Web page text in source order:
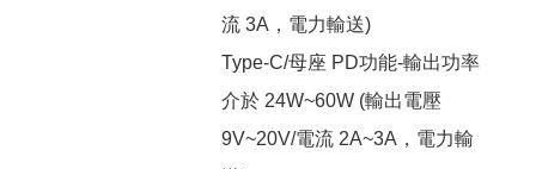
流 3A，電力輸送)
Type-C/母座 PD功能-輸出功率
介於 24W~60W (輸出電壓
9V~20V/電流 2A~3A，電力輸